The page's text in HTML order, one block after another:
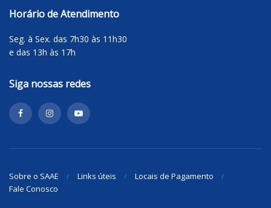
Horário de Atendimento
Seg. à Sex. das 7h30 às 11h30
e das 13h às 17h
Siga nossas redes
Sobre o SAAE Links úteis
Locais de Pagamento
Fale Conosco